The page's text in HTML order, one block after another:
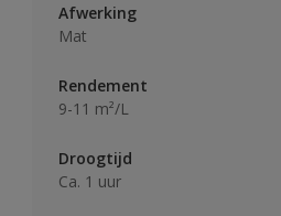
Afwerking
Mat
Rendement
9-11 m²/L
Droogtijd
Ca. 1 uur